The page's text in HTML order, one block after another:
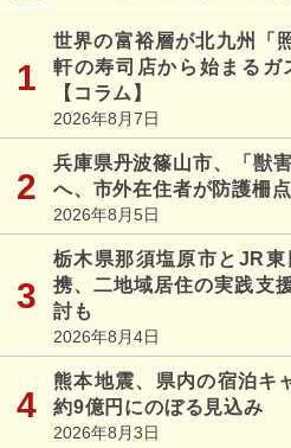
世界の富裕層が北九州「
軒の寿司店から始まるガ
【コラム】
2026年8月7日
兵庫県丹波篠山市、「獣
へ、市外在住者が防護柵
2026年8月5日
栃木県那須塩原市とJR
携、二地域居住の実践支
討も
2026年8月4日
熊本地震、県内の宿泊キ
約9億円にのぼる見込み
2026年8月3日